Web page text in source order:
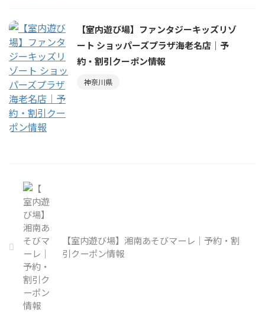
【室内遊び場】ファンタジーキッズリゾ
ート ショッパーズプラザ海老名店｜予
約・割引クーポン情報
神奈川県
【室内遊び場】湘南あそびマーレ｜予約・割
引クーポン情報